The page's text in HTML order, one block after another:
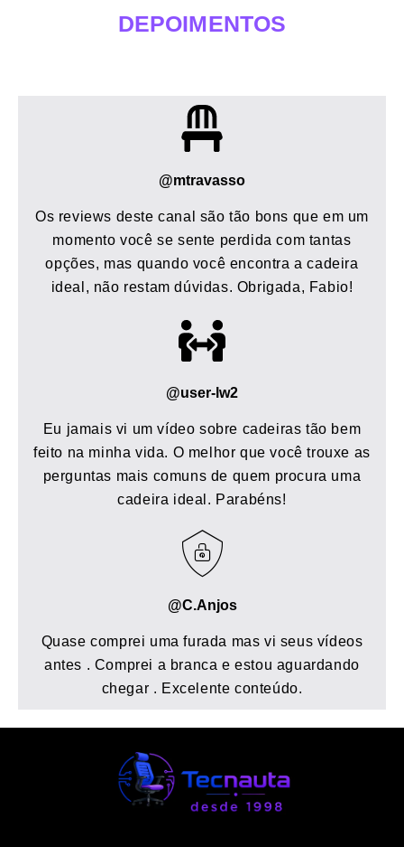
DEPOIMENTOS
@mtravasso
Os reviews deste canal são tão bons que em um
momento você se sente perdida com tantas
opções, mas quando você encontra a cadeira
ideal, não restam dúvidas. Obrigada, Fabio!
@user-lw2
Eu jamais vi um vídeo sobre cadeiras tão bem
feito na minha vida. O melhor que você trouxe as
perguntas mais comuns de quem procura uma
cadeira ideal. Parabéns!
@C.Anjos
Quase comprei uma furada mas vi seus vídeos
antes . Comprei a branca e estou aguardando
chegar . Excelente conteúdo.